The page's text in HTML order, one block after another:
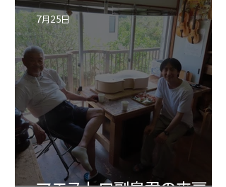
7月25日